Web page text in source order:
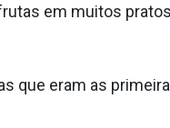
em muitos
que eram as